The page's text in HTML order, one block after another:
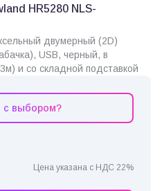
HR5280 NLS-
двумерный (2D)
USB, черный, в
и со складной подставкой
с выбором?
Цена указана с НДС 22%